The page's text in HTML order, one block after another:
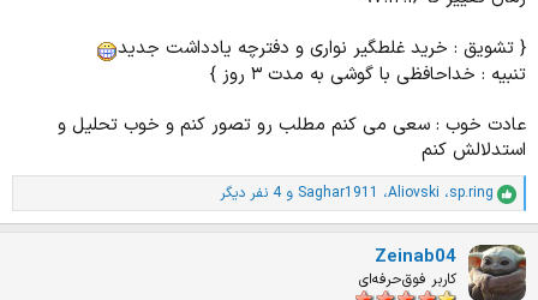
{ تشویق : خرید غلطگیر نواری و دفترچه یادداشت جدید
تنبیه : خداحافظی با گوشی به مدت ۳ روز }
عادت خوب : سعی می کنم مطلب رو تصور کنم و خوب تحلیل و
استدلالش کنم
ا
م
ی
ا
sp.ring، Aliovski، Saghar1911 و 4 نفر دیگر
Zeinab04
کاربر فوق‌حرفه‌ای